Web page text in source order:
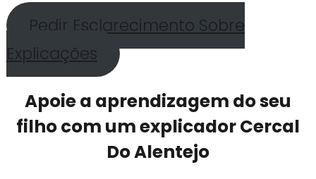
Pedir Esclarecimento Sobre
Explicações
Apoie a aprendizagem do seu
filho com um explicador Cercal
Do Alentejo